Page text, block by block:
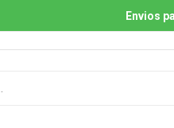
Envios